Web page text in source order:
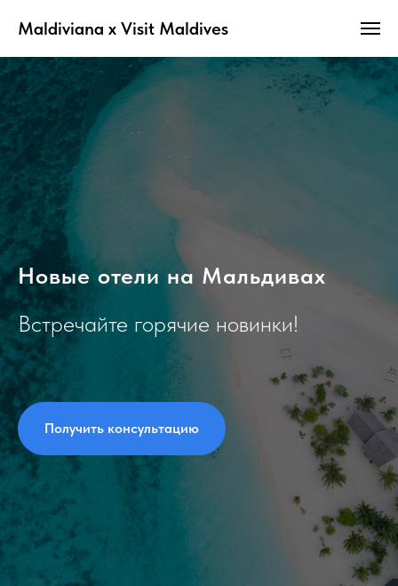
Maldiviana x Visit Maldives
Новые отели на Мальдивах
Встречайте горячие новинки!
Получить консультацию